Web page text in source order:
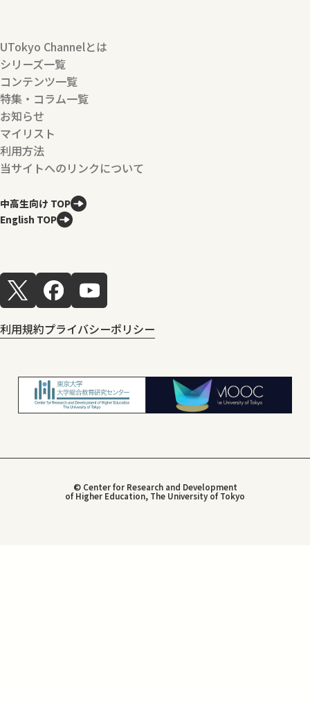
UTokyo Channelとは
シリーズ一覧
コンテンツ一覧
特集・コラム一覧
お知らせ
マイリスト
利用方法
当サイトへのリンクについて
中高生向け TOP
English TOP
利用規約プライバシーポリシー
© Center for Research and Development
of Higher Education, The University of Tokyo